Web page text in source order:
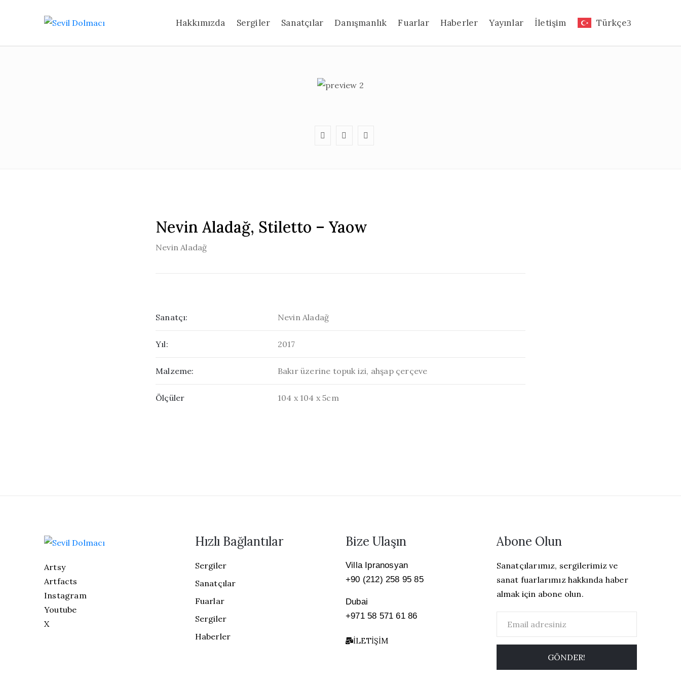
Hakkımızda Sergiler Sanatçılar Danışmanlık Fuarlar Haberler Yayınlar İletişim Türkçe
Nevin Aladağ, Stiletto – Yaow
Nevin Aladağ
Sanatçı: Nevin Aladağ
Yıl: 2017
Malzeme: Bakır üzerine topuk izi, ahşap çerçeve
Ölçüler 104 x 104 x 5cm
Artsy
Artfacts
Instagram
Youtube
X
Hızlı Bağlantılar
Sergiler
Sanatçılar
Fuarlar
Sergiler
Haberler
Bize Ulaşın
Villa Ipranosyan
+90 (212) 258 95 85
Dubai
+971 58 571 61 86
İLETIŞIM
Abone Olun
Sanatçılarımız, sergilerimiz ve
sanat fuarlarımız hakkında haber
almak için abone olun.